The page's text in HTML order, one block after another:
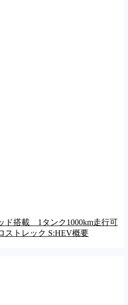
ド搭載 1タンク1000km走行可
トレック S:HEV概要